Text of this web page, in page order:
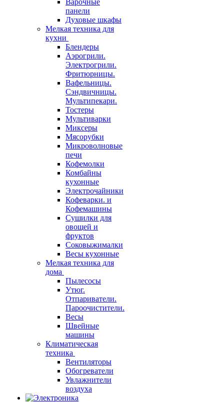
Варочные
панели
Духовые шкафы
Мелкая техника для
кухни
Блендеры
Аэрогрили.
Электрогрили.
Фритюрницы.
Вафельницы.
Сэндвичницы.
Мультипекари.
Тостеры
Мультиварки
Миксеры
Мясорубки
Микроволновые
печи
Кофемолки
Комбайны
кухонные
Электрочайники
Кофеварки. и
Кофемашины
Сушилки для
овощей и
фруктов
Соковыжималки
Весы кухонные
Мелкая техника для
дома
Пылесосы
Утюг.
Отпариватели.
Пароочистители.
Весы
Швейные
машины
Климатическая
техника
Вентиляторы
Обогреватели
Увлажнители
воздуха